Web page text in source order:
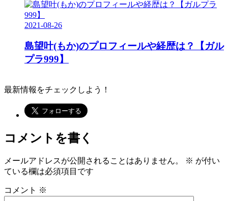
2021-08-26
島望叶(もか)のプロフィールや経歴は？【ガル
プラ999】
最新情報をチェックしよう！
コメントを書く
メールアドレスが公開されることはありません。 ※ が付い
ている欄は必須項目です
コメント ※